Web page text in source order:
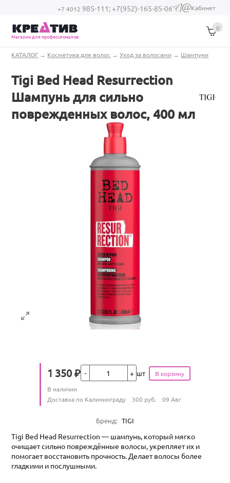
Перейти к основному содержанию
+7 4012 985-111;+7(952)-165-85-06
(link sends e-
Кабинет
Магазин для профессионалов
0
Вы здесь
КАТАЛОГ → Косметика для волос →Уход за волосами → Шампуни
Tigi Bed Head Resurrection
Шампунь для сильно
поврежденных волос, 400 мл
Цена
1 350 ₽Кол-во шт
Количество
В наличии
Условия доставки
Доставка по Калининграду 300 руб. 09 Авг
Характеристики
Бренд: TIGI
Tigi Bed Head Resurrection — шампунь, который мягко
очищает сильно повреждённые волосы, укрепляет их и
помогает восстановить прочность. Делает волосы более
гладкими и послушными.